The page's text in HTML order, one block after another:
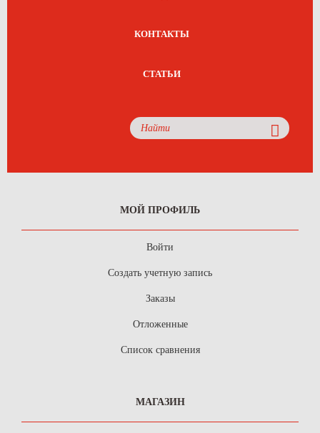
КОНТАКТЫ
СТАТЬИ
МОЙ ПРОФИЛЬ
Войти
Создать учетную запись
Заказы
Отложенные
Список сравнения
МАГАЗИН